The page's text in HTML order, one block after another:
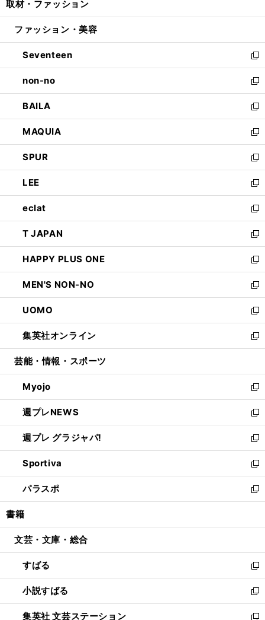
開
ウ
開
く
ン
ウ
で
開
く
ウ
ン
ド
ウ
で
開
く
取材・ファッション
ファッション・美容
Seventeen
新
し
い
ウ
ィ
ン
ド
ウ
で
開
く
non-no
新
し
い
ウ
ィ
ン
ド
ウ
で
開
く
BAILA
新
し
い
ウ
ィ
ン
ド
ウ
で
開
く
MAQUIA
新
し
い
ウ
ィ
ン
ド
ウ
で
開
く
SPUR
新
し
い
ウ
ィ
ン
ド
ウ
で
開
く
LEE
新
し
い
ウ
ィ
ン
ド
ウ
で
開
く
eclat
新
し
い
ウ
ィ
ン
ド
ウ
で
開
く
T JAPAN
新
し
い
ウ
ィ
ン
ド
ウ
で
開
HAPPY PLUS ONE
新
し
い
ウ
ィ
ン
ド
ウ
開
く
MEN'S NON-NO
新
し
い
ウ
ィ
ン
ウ
で
開
く
UOMO
新
し
い
ウ
ン
ド
ウ
で
開
く
集英社オンライン
新
し
ウ
ィ
ン
ド
ウ
で
開
く
芸能・情報・スポーツ
Myojo
新
し
い
ウ
ィ
ン
ド
ウ
で
開
週プレNEWS
新
し
い
ウ
ィ
ン
ド
ウ
開
週プレ グラジャパ!
新
し
い
ウ
ィ
ン
ウ
開
く
Sportiva
新
し
い
ウ
ン
ウ
で
開
く
パラスポ
新
し
ウ
ン
ド
ウ
で
開
く
書籍
文芸・文庫・総合
すばる
新
し
い
ウ
ィ
小説すばる
新
し
集英社 文芸ステーション